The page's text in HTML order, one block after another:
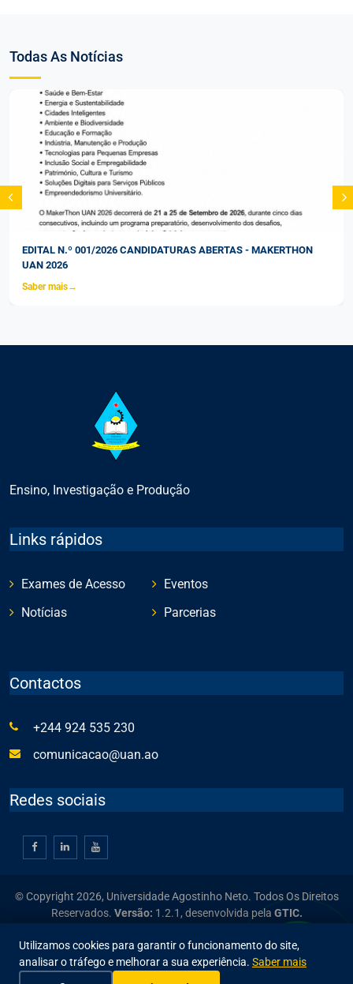
Todas As Notícias
EDITAL N.º 001/2026 CANDIDATURAS ABERTAS - MAKERTHON
UAN 2026
Saber mais→
Ensino, Investigação e Produção
Links rápidos
Exames de Acesso
Notícias
Eventos
Parcerias
Contactos
+244 924 535 230
comunicacao@uan.ao
Redes sociais
© Copyright 2026, Universidade Agostinho Neto. Todos Os Direitos
Reservados. Versão: 1.2.1, desenvolvida pela GTIC.
Utilizamos cookies para garantir o funcionamento do site,
analisar o tráfego e melhorar a sua experiência. Saber mais